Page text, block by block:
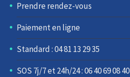
Prendre rendez-vous
Paiement en ligne
Standard : 04 81 13 29 35
SOS 7j/7 et 24h/24 : 06 40 69 08 40